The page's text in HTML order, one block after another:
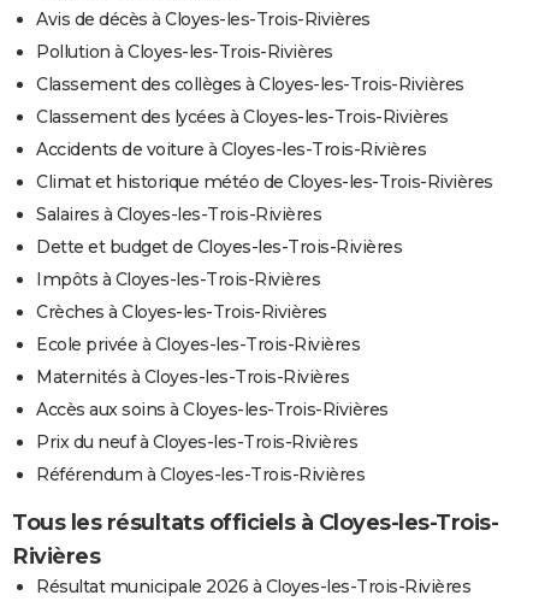
Avis de décès à Cloyes-les-Trois-Rivières
Pollution à Cloyes-les-Trois-Rivières
Classement des collèges à Cloyes-les-Trois-Rivières
Classement des lycées à Cloyes-les-Trois-Rivières
Accidents de voiture à Cloyes-les-Trois-Rivières
Climat et historique météo de Cloyes-les-Trois-Rivières
Salaires à Cloyes-les-Trois-Rivières
Dette et budget de Cloyes-les-Trois-Rivières
Impôts à Cloyes-les-Trois-Rivières
Crèches à Cloyes-les-Trois-Rivières
Ecole privée à Cloyes-les-Trois-Rivières
Maternités à Cloyes-les-Trois-Rivières
Accès aux soins à Cloyes-les-Trois-Rivières
Prix du neuf à Cloyes-les-Trois-Rivières
Référendum à Cloyes-les-Trois-Rivières
Tous les résultats officiels à Cloyes-les-Trois-
Rivières
Résultat municipale 2026 à Cloyes-les-Trois-Rivières